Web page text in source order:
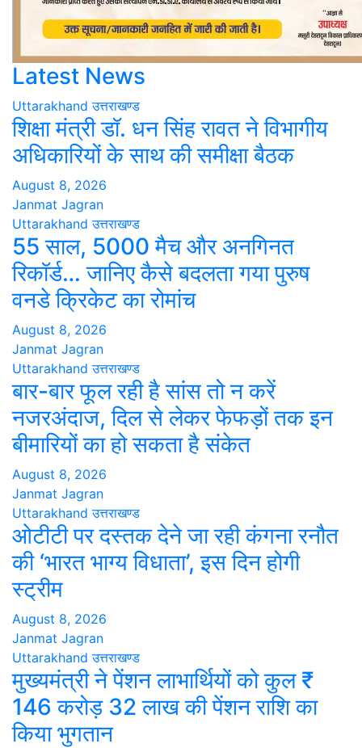
Latest News
Uttarakhand उत्तराखण्ड
शिक्षा मंत्री डॉ. धन सिंह रावत ने विभागीय
अधिकारियों के साथ की समीक्षा बैठक
August 8, 2026
Janmat Jagran
Uttarakhand उत्तराखण्ड
55 साल, 5000 मैच और अनगिनत
रिकॉर्ड… जानिए कैसे बदलता गया पुरुष
वनडे क्रिकेट का रोमांच
August 8, 2026
Janmat Jagran
Uttarakhand उत्तराखण्ड
बार-बार फूल रही है सांस तो न करें
नजरअंदाज, दिल से लेकर फेफड़ों तक इन
बीमारियों का हो सकता है संकेत
August 8, 2026
Janmat Jagran
Uttarakhand उत्तराखण्ड
ओटीटी पर दस्तक देने जा रही कंगना रनौत
की ‘भारत भाग्य विधाता’, इस दिन होगी
स्ट्रीम
August 8, 2026
Janmat Jagran
Uttarakhand उत्तराखण्ड
मुख्यमंत्री ने पेंशन लाभार्थियों को कुल ₹
146 करोड़ 32 लाख की पेंशन राशि का
किया भुगतान